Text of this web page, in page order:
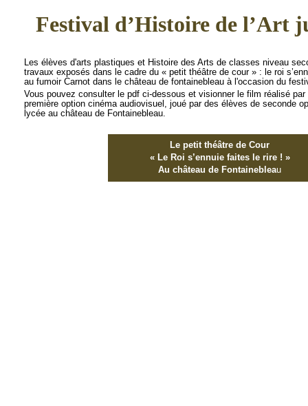
Festival d’Histoire de l’Art
Les élèves d'arts plastiques et Histoire des Arts de classes niveau
travaux exposés dans le cadre du « petit théâtre de cour » : le roi
au fumoir Carnot dans le château de fontainebleau à l'occasion du
Vous pouvez consulter le pdf ci-dessous et visionner le film réalisé
première option cinéma audiovisuel, joué par des élèves de seconde
lycée au château de Fontainebleau.
Le petit théâtre de Cour
« Le Roi s’ennuie faites le rire ! »
Au château de Fontainebleau